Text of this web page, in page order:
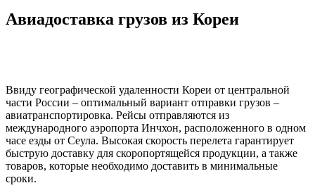
Авиадоставка грузов из Кореи
Ввиду географической удаленности Кореи от центральной
части России – оптимальный вариант отправки грузов –
авиатранспортировка. Рейсы отправляются из
международного аэропорта Инчхон, расположенного в одном
часе езды от Сеула. Высокая скорость перелета гарантирует
быструю доставку для скоропортящейся продукции, а также
товаров, которые необходимо доставить в минимальные
сроки.